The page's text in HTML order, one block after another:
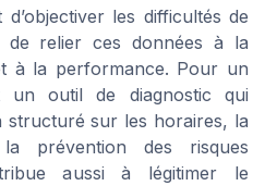
les difficultés de
de relier ces données à la
à la performance. Pour un
un outil de diagnostic qui
structuré sur les horaires, la
prévention des risques
aussi à légitimer le